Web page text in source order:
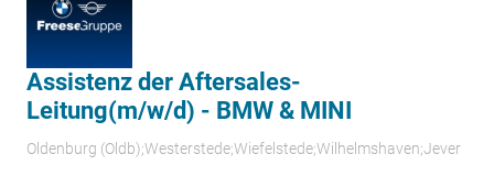
Assistenz der Aftersales-
Leitung(m/w/d) - BMW & MINI
Oldenburg (Oldb);Westerstede;Wiefelstede;Wilhelmshaven;Jever